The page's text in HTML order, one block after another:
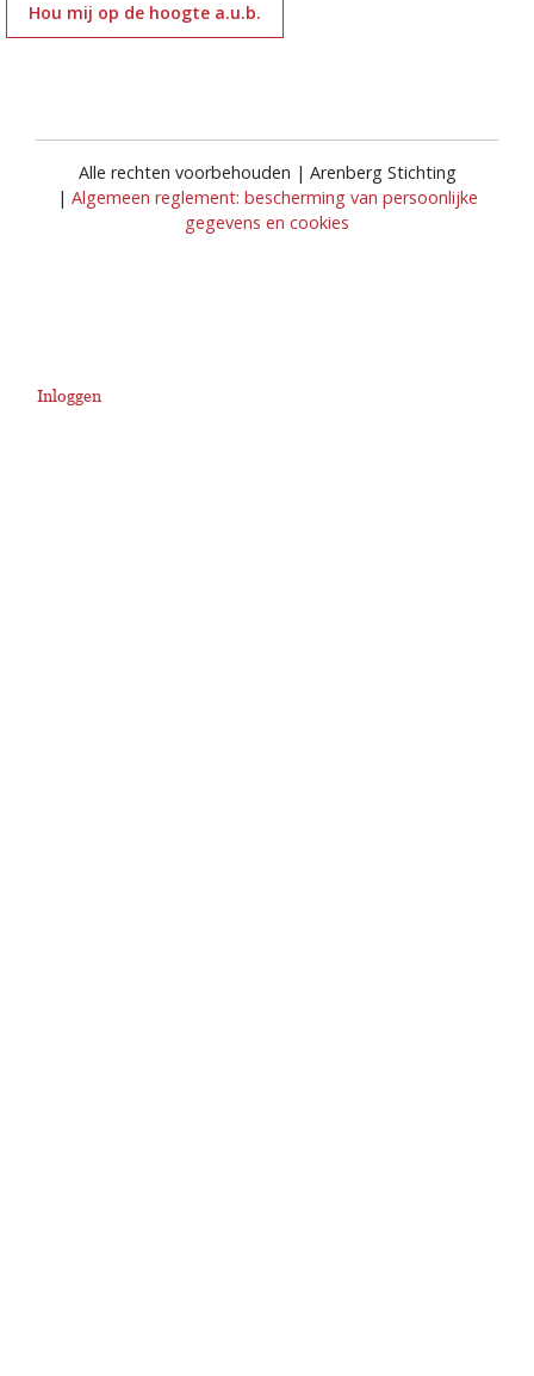
Hou mij op de hoogte a.u.b.
Alle rechten voorbehouden | Arenberg Stichting
| Algemeen reglement: bescherming van persoonlijke
gegevens en cookies
User
Inloggen